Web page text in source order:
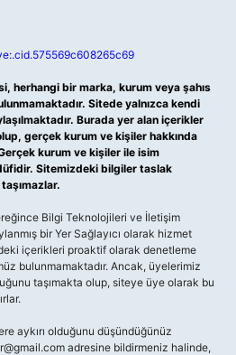
herhangi bir marka, kurum veya şahıs
Sitede yalnızca kendi
Burada yer alan içerikler
gerçek kurum ve kişiler hakkında
kurum ve kişiler ile isim
Sitemizdeki bilgiler taslak
Bilgi Teknolojileri ve İletişim
bir Yer Sağlayıcı olarak hizmet
içerikleri proaktif olarak denetleme
bulunmamaktadır. Ancak, üyelerimiz
taşımakta olup, siteye üye olarak bu
aykırı olduğunu düşündüğünüz
adresine bildirmeniz halinde,